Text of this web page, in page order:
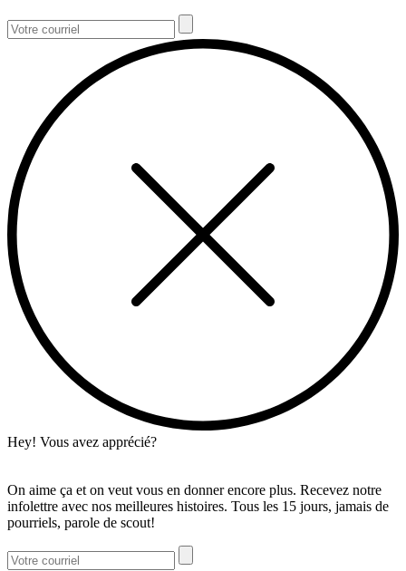
Hey! Vous avez apprécié?
On aime ça et on veut vous en donner encore plus. Recevez notre
infolettre avec nos meilleures histoires. Tous les 15 jours, jamais de
pourriels, parole de scout!